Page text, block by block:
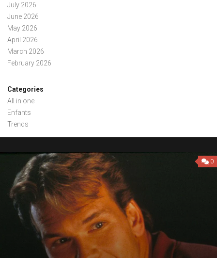
July 2026
June 2026
May 2026
April 2026
March 2026
February 2026
Categories
All in one
Enfants
Trends
0